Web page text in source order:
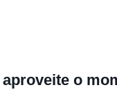
aproveite o